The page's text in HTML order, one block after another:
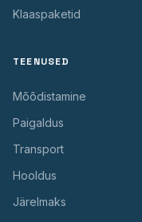
Klaaspaketid
TEENUSED
Mõõdistamine
Paigaldus
Transport
Hooldus
Järelmaks